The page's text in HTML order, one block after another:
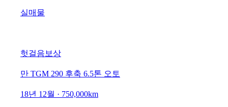
실매물
헛걸음보상
만 TGM 290 후축 6.5톤 오토
18년 12월 · 750,000km